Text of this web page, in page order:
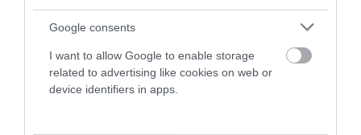
Google consents
I want to allow Google to enable storage
related to advertising like cookies on web or
device identifiers in apps.